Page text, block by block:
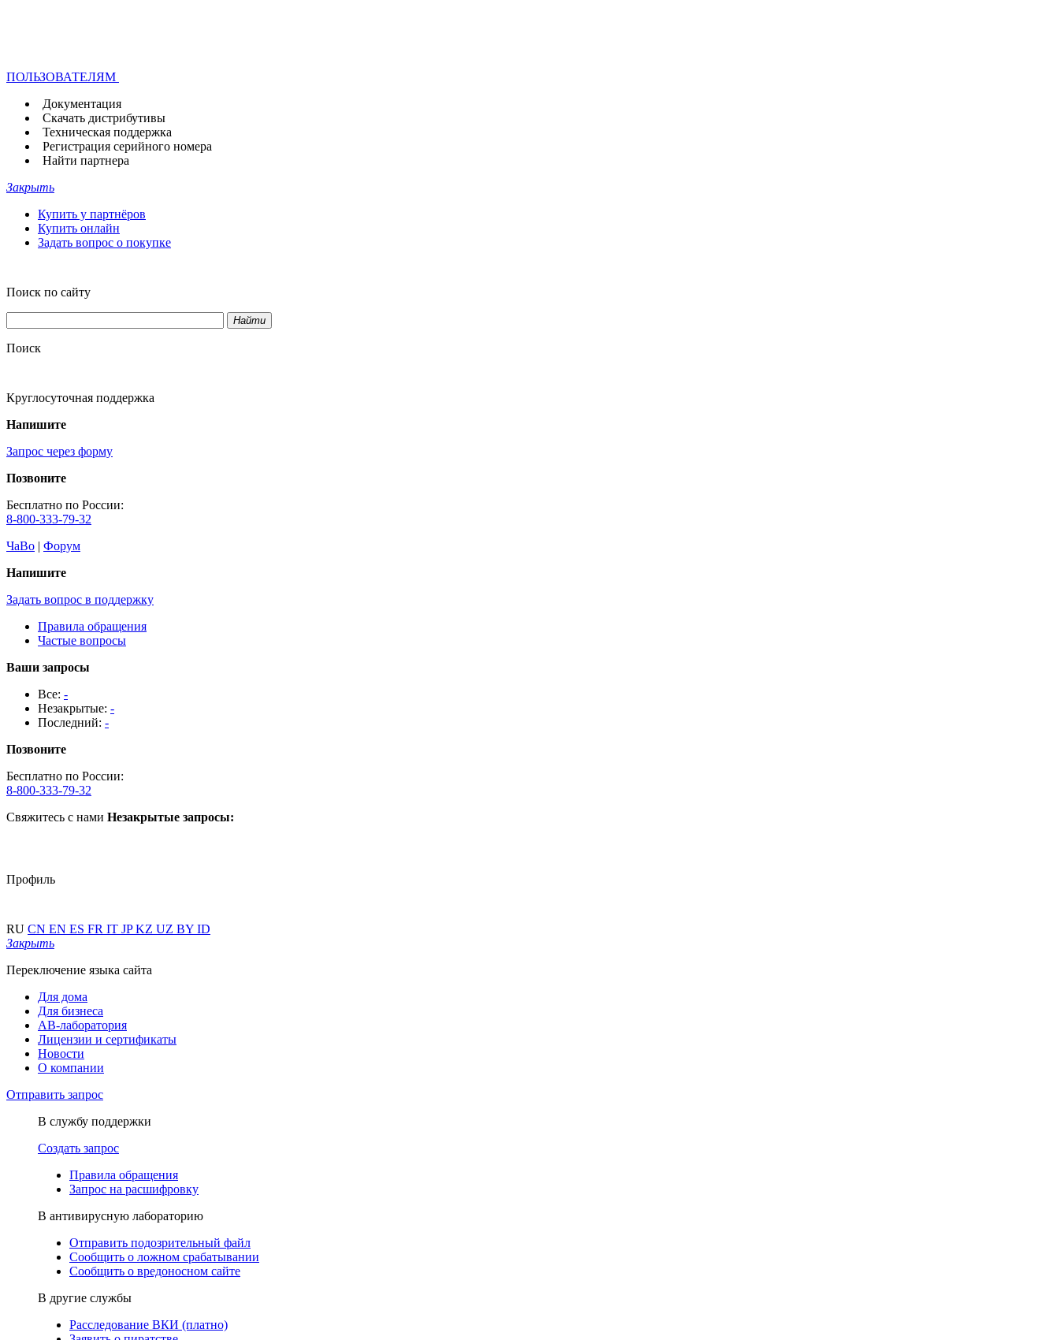
ПОЛЬЗОВАТЕЛЯМ
Документация
Скачать дистрибутивы
Техническая поддержка
Регистрация серийного номера
Найти партнера
Закрыть
Купить у партнёров
Купить онлайн
Задать вопрос о покупке
Поиск по сайту
Найти
Поиск
Круглосуточная поддержка
Напишите
Запрос через форму
Позвоните
Бесплатно по России:
8-800-333-79-32
ЧаВо | Форум
Напишите
Задать вопрос в поддержку
Правила обращения
Частые вопросы
Ваши запросы
Все: -
Незакрытые: -
Последний: -
Позвоните
Бесплатно по России:
8-800-333-79-32
Свяжитесь с нами Незакрытые запросы:
Профиль
RU CN EN ES FR IT JPKZ UZ BY ID
Закрыть
Переключение языка сайта
Для дома
Для бизнеса
АВ-лаборатория
Лицензии и сертификаты
Новости
О компании
Отправить запрос
В службу поддержки
Создать запрос
Правила обращения
Запрос на расшифровку
В антивирусную лабораторию
Отправить подозрительный файл
Сообщить о ложном срабатывании
Сообщить о вредоносном сайте
В другие службы
Расследование ВКИ (платно)